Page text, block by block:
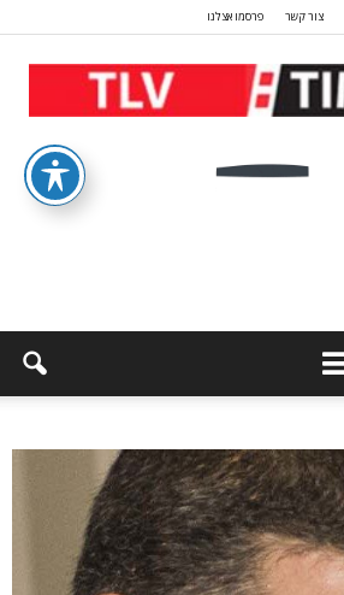
צור קשר פרסמו אצלנו